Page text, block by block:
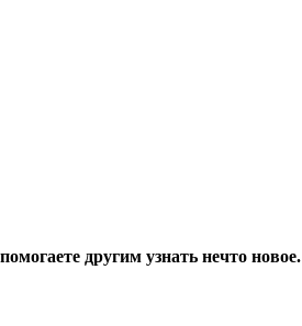
другим узнать нечто новое.